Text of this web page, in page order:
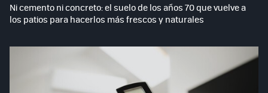
Ni cemento ni concreto: el suelo de los años 70 que vuelve a
los patios para hacerlos más frescos y naturales